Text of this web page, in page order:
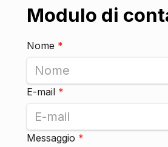
Modulo di
Nome *
E-mail *
Messaggio *